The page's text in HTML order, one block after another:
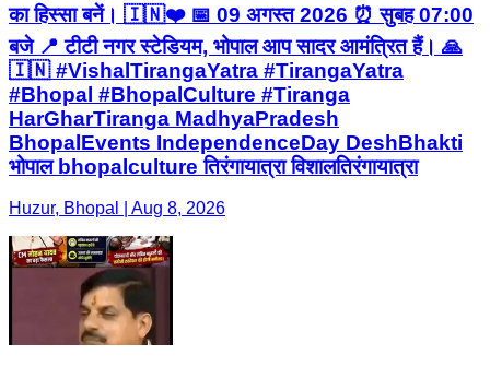
का हिस्सा बनें। 🇮🇳❤️ 📅 09 अगस्त 2026 ⏰ सुबह 07:00
बजे 📍 टीटी नगर स्टेडियम, भोपाल आप सादर आमंत्रित हैं। 🙏
🇮🇳 #VishalTirangaYatra #TirangaYatra
#Bhopal #BhopalCulture #Tiranga
HarGharTiranga MadhyaPradesh
BhopalEvents IndependenceDay DeshBhakti
भोपाल bhopalculture तिरंगायात्रा विशालतिरंगायात्रा
Huzur, Bhopal | Aug 8, 2026